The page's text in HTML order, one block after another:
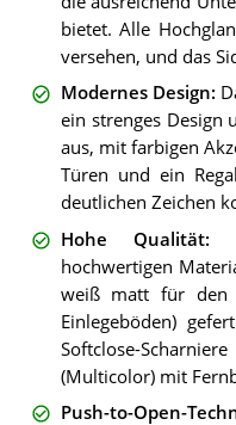
bietet. Alle
versehen, und das
Modernes Design:
ein strenges Design
aus, mit farbigen
Türen und ein
deutlichen Zeichen
Hohe Qualität:
hochwertigen
weiß matt für den
Einlegeböden)
Softclose-
(Multicolor) mit
Push-to-Open-